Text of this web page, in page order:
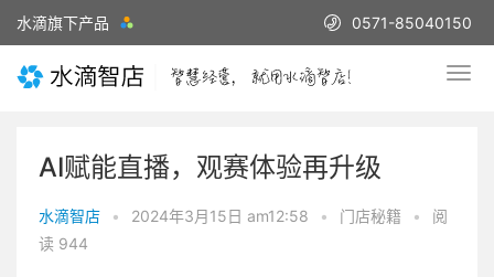
水滴旗下产品 0571-85040150
AI赋能直播，观赛体验再升级
水滴智店 • 2024年3月15日 am12:58 • 门店秘籍 •
阅
读 944